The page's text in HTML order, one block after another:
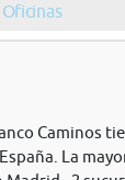
Oficinas
Caminos
La